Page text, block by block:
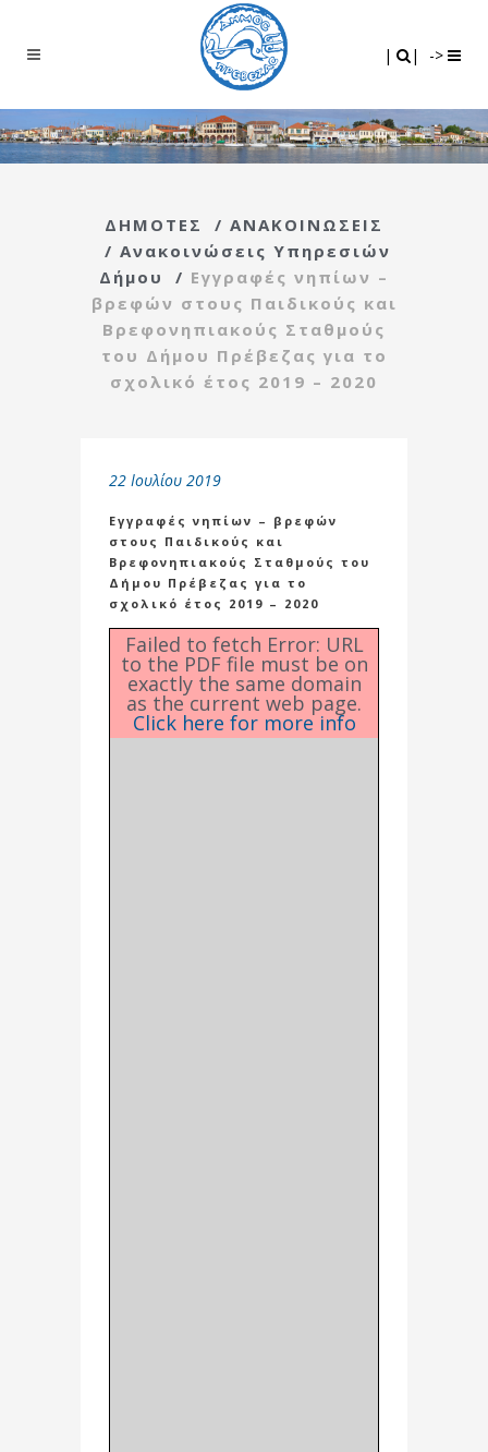
| | ->
ΔΗΜΟΤΕΣ / ΑΝΑΚΟΙΝΩΣΕΙΣ
/ Ανακοινώσεις Υπηρεσιών
Δήμου
/ Εγγραφές νηπίων –
βρεφών στους Παιδικούς και
Βρεφονηπιακούς Σταθμούς
του Δήμου Πρέβεζας για το
σχολικό έτος 2019 – 2020
22 Ιουλίου 2019
Εγγραφές νηπίων – βρεφών
στους Παιδικούς και
Βρεφονηπιακούς Σταθμούς του
Δήμου Πρέβεζας για το
σχολικό έτος 2019 – 2020
Failed to fetch Error: URL
to the PDF file must be on
exactly the same domain
as the current web page.
Click here for more info